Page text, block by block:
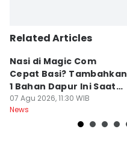
Related Articles
Nasi di Magic Com
Cepat Basi? Tambahkan
1 Bahan Dapur Ini Saat
Menanak, Awet 2 Hari
07 Agu 2026, 11:30 WIB
News